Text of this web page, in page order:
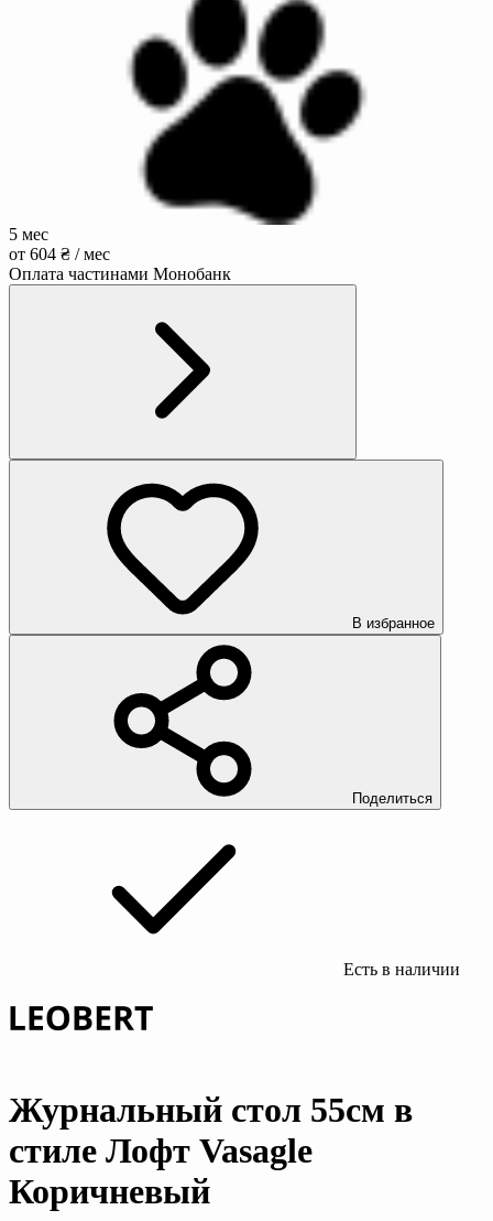
5 мес
от 604 ₴ / мес
Оплата частинами Монобанк
В избранное
Поделиться
Есть в наличии
Журнальный стол 55см в
стиле Лофт Vasagle
Коричневый